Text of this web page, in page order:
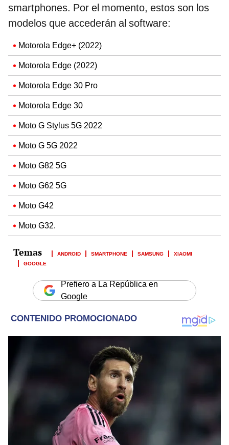
smartphones. Por el momento, estos son los
modelos que accederán al software:
Motorola Edge+ (2022)
Motorola Edge (2022)
Motorola Edge 30 Pro
Motorola Edge 30
Moto G Stylus 5G 2022
Moto G 5G 2022
Moto G82 5G
Moto G62 5G
Moto G42
Moto G32.
ANDROID SMARTPHONE SAMSUNG
XIAOMI
GOOGLE
Prefiero a La República en
Google